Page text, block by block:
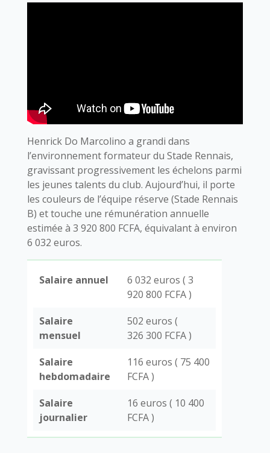
Henrick Do Marcolino a grandi dans
l’environnement formateur du Stade Rennais,
gravissant progressivement les échelons parmi
les jeunes talents du club. Aujourd’hui, il porte
les couleurs de l’équipe réserve (Stade Rennais
B) et touche une rémunération annuelle
estimée à 3 920 800 FCFA, équivalant à environ
6 032 euros.
Salaire annuel
6 032 euros ( 3
920 800 FCFA )
Salaire
mensuel
502 euros (
326 300 FCFA )
Salaire
hebdomadaire
116 euros ( 75 400
FCFA )
Salaire
journalier
16 euros ( 10 400
FCFA )